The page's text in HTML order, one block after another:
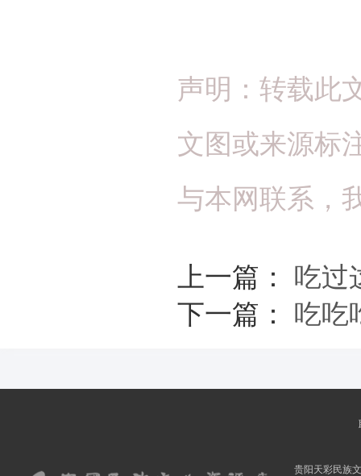
声明：转载此
文图或来源标
与本网联系，
上一篇： 吃过
下一篇： 吃吃
贵阳天彩民族